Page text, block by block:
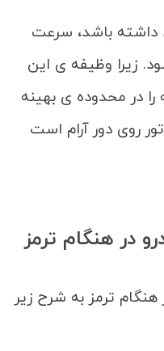
داشته باشد، سرعت
زیرا وظیفه ی این
در محدوده ی بهینه
روی دور آرام است
در هنگام ترمز
ترمز به شرح زیر